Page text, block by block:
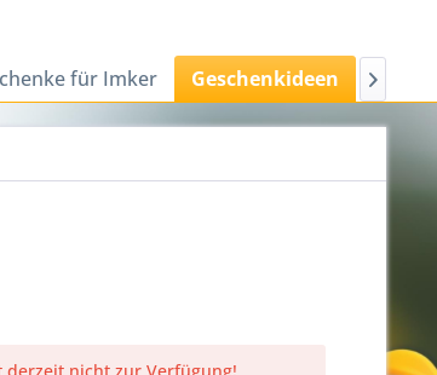
für Imker Geschenkideen 